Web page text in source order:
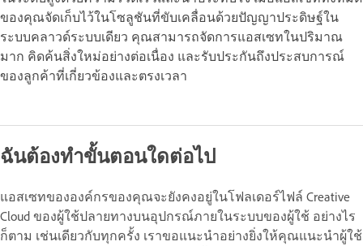
ของคุณจัดเก็บไว้ในโซลูชันที่ขับเคลื่อนด้วยปัญญาประดิษฐ์ใน
ระบบคลาวด์ระบบเดียว คุณสามารถจัดการแอสเซทในปริมาณ
มาก คิดค้นสิ่งใหม่อย่างต่อเนื่อง และรับประกันถึงประสบการณ์
ของลูกค้าที่เกี่ยวข้องและตรงเวลา
ฉันต้องทำขั้นตอนใดต่อไป
แอสเซทขององค์กรของคุณจะยังคงอยู่ในโฟลเดอร์ไฟล์ Creative
Cloud ของผู้ใช้ปลายทางบนอุปกรณ์ภายในระบบของผู้ใช้ อย่างไร
ก็ตาม เช่นเดียวกับทุกครั้ง เราขอแนะนำอย่างยิ่งให้คุณแนะนำผู้ใช้